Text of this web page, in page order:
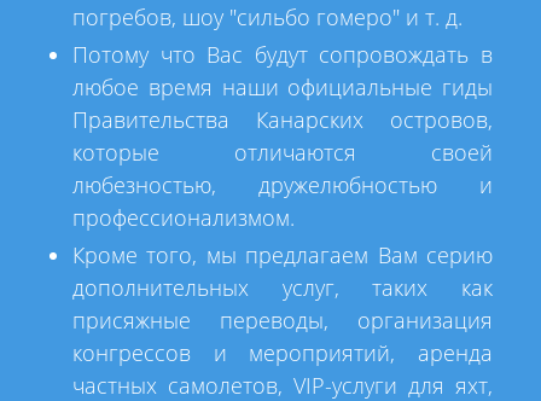
погребов, шоу "сильбо гомеро" и т. д.
Потому что Вас будут сопровождать в
любое время наши официальные гиды
Правительства Канарских островов,
которые отличаются своей
любезностью, дружелюбностью и
профессионализмом.
Кроме того, мы предлагаем Вам серию
дополнительных услуг, таких как
присяжные переводы, организация
конгрессов и мероприятий, аренда
частных самолетов, VIP-услуги для яхт,